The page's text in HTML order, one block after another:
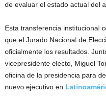
de evaluar el estado actual del
Esta transferencia institucional
que el Jurado Nacional de
oficialmente los resultados.
vicepresidente electo, Miguel
oficina de la presidencia para
nuevo ejecutivo en